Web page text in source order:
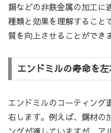
銅などの非鉄金属の加工に
種類と効果を理解すること
質を向上させることができ
エンドミルの寿命を
エンドミルのコーティング
右します。例えば、鋼材の